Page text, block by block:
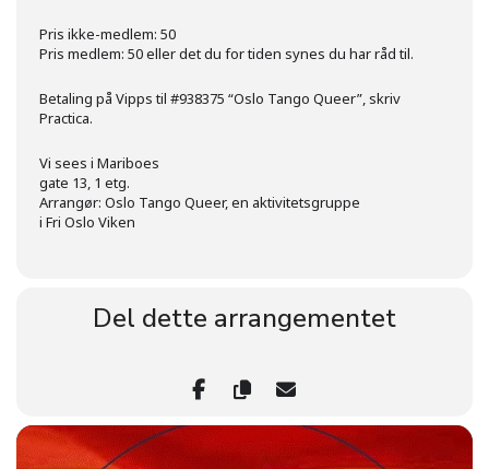
Pris ikke-medlem: 50
Pris medlem: 50 eller det du for tiden synes du har råd til.
Betaling på Vipps til #938375 “Oslo Tango Queer”, skriv
Practica.
Vi sees i Mariboes
gate 13, 1 etg.
Arrangør: Oslo Tango Queer, en aktivitetsgruppe
i Fri Oslo Viken
Del dette arrangementet